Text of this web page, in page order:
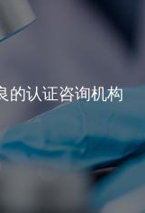
的认证咨询机构